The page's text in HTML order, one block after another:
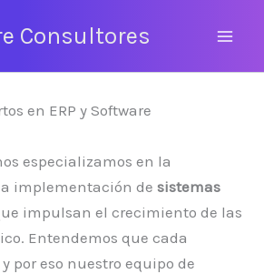
Consultores
en ERP y Software
especializamos en la
implementación de sistemas
impulsan el crecimiento de las
Entendemos que cada
por eso nuestro equipo de